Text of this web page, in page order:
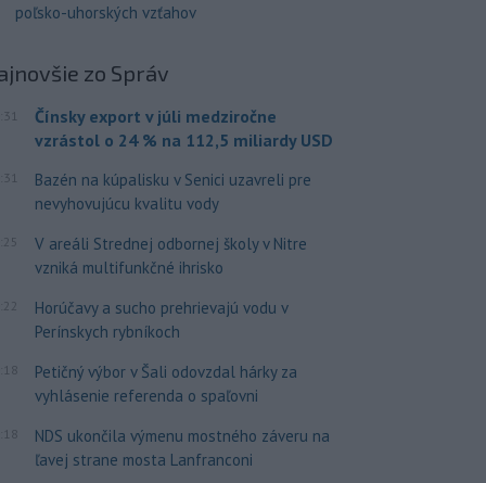
poľsko-uhorských vzťahov
zo Správ
Čínsky export v júli medziročne
vzrástol o 24 % na 112,5 miliardy USD
Bazén na kúpalisku v Senici uzavreli pre
nevyhovujúcu kvalitu vody
V areáli Strednej odbornej školy v Nitre
vzniká multifunkčné ihrisko
Horúčavy a sucho prehrievajú vodu v
Perínskych rybníkoch
Petičný výbor v Šali odovzdal hárky za
vyhlásenie referenda o spaľovni
NDS ukončila výmenu mostného záveru na
ľavej strane mosta Lanfranconi